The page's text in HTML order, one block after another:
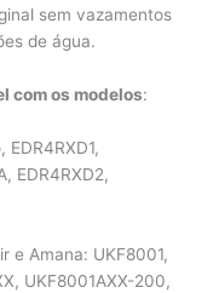
sem vazamentos
de água.
com os modelos:
EDR4RXD2,
e Amana: UKF8001,
UKF8001AXX-200,